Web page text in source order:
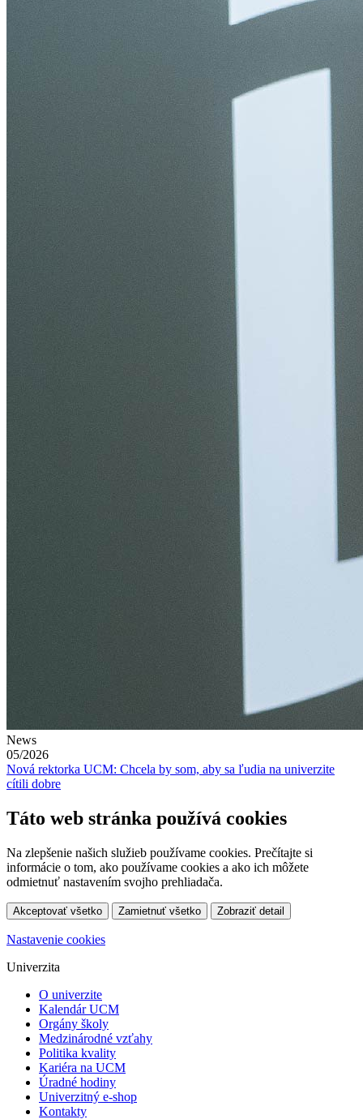
News
05/2026
Nová rektorka UCM: Chcela by som, aby sa ľudia na univerzite
cítili dobre
Táto web stránka používá cookies
Na zlepšenie našich služieb používame cookies. Prečítajte si
informácie o tom, ako používame cookies a ako ich môžete
odmietnuť nastavením svojho prehliadača.
Akceptovať všetko Zamietnuť všetko Zobraziť detail
Nastavenie cookies
Univerzita
O univerzite
Kalendár UCM
Orgány školy
Medzinárodné vzťahy
Politika kvality
Kariéra na UCM
Úradné hodiny
Univerzitný e-shop
Kontakty